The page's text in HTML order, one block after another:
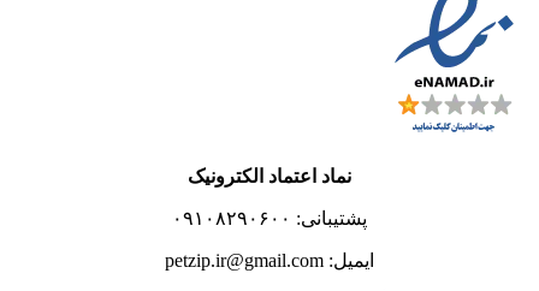
نماد اعتماد الکترونیک
پشتیبانی: ۰۹۱۰۸۲۹۰۶۰۰
ایمیل: petzip.ir@gmail.com